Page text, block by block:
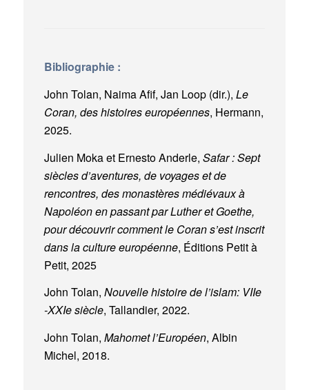
Bibliographie :
John Tolan, Naima Afif, Jan Loop (dir.), Le
Coran, des histoires européennes, Hermann,
2025.
Julien Moka et Ernesto Anderle, Safar : Sept
siècles d’aventures, de voyages et de
rencontres, des monastères médiévaux à
Napoléon en passant par Luther et Goethe,
pour découvrir comment le Coran s’est inscrit
dans la culture européenne, Éditions Petit à
Petit, 2025
John Tolan, Nouvelle histoire de l’islam: VIIe
-XXIe siècle, Tallandier, 2022.
John Tolan, Mahomet l’Européen, Albin
Michel, 2018.